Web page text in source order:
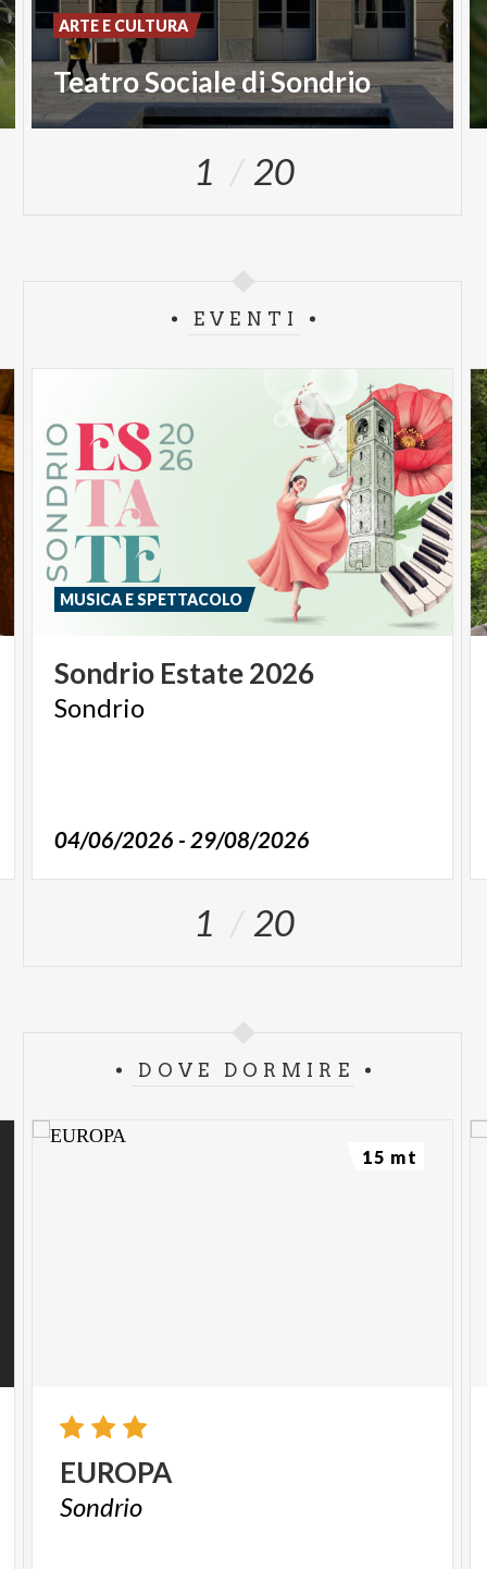
Teatro Sociale di Sondrio
ARTE E CULTURA
1 20
EVENTI
Sondrio Estate2026
Sondrio
04/06/2026 - 29/08/2026
MUSICA E SPETTACOLO
1 20
DOVE DORMIRE
EUROPA
Sondrio
15 mt